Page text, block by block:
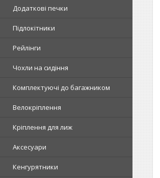
Додаткові печки
Підлокітники
Рейлінги
Чохли на сидіння
Комплектуючі до багажником
Велокріплення
Кріплення для лиж
Аксесуари
Кенгурятники